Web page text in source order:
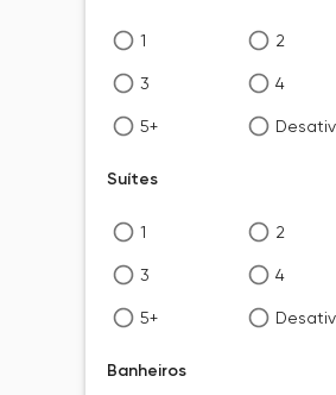
1 2
3 4
5+
Suítes
1 2
3 4
5+
Banheiros